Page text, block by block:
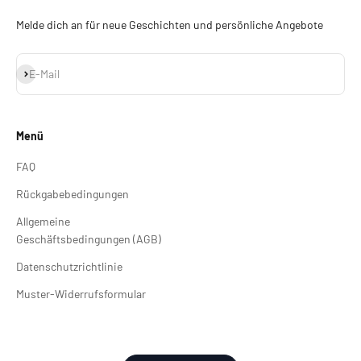
Melde dich an für neue Geschichten und persönliche Angebote
E-Mail
Abonnieren
Menü
FAQ
Rückgabebedingungen
Allgemeine
Geschäftsbedingungen (AGB)
Datenschutzrichtlinie
Muster-Widerrufsformular